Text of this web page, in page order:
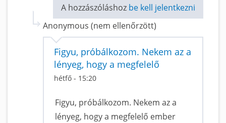
A hozzászóláshoz be kell jelentkezni
Anonymous (nem ellenőrzött)
Figyu, próbálkozom. Nekem az a
lényeg, hogy a megfelelő
hétfő - 15:20
Figyu, próbálkozom. Nekem az a
lényeg, hogy a megfelelő ember